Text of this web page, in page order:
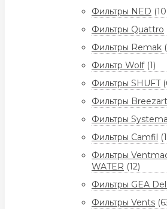
Фильтры NED
Фильтры Quattro
Фильтры Remak
Фильтр Wolf (1)
Фильтры SHUFT
Фильтры Breezart
Фильтры
Фильтры Camfil
Фильтры
WATER (12)
Фильтры GEA
Фильтры Vents